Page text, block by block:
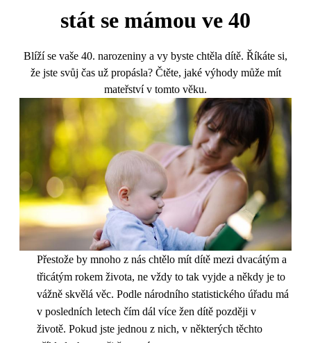
stát se mámou ve 40
Blíží se vaše 40. narozeniny a vy byste chtěla dítě. Říkáte si,
že jste svůj čas už propásla? Čtěte, jaké výhody může mít
mateřství v tomto věku.
Přestože by mnoho z nás chtělo mít dítě mezi dvacátým a
třicátým rokem života, ne vždy to tak vyjde a někdy je to
vážně skvělá věc. Podle národního statistického úřadu má
v posledních letech čím dál více žen dítě později v
životě. Pokud jste jednou z nich, v některých těchto